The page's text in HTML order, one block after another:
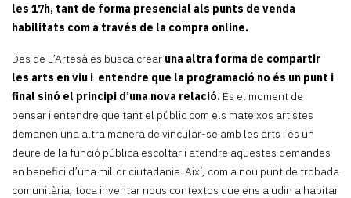
les 17h, tant de forma presencial als punts de venda
habilitats com a través de la compra online.
Des de L’Artesà es busca crear una altra forma de compartir
les arts en viu i entendre que la programació no és un punt i
final sinó el principi d’una nova relació. És el moment de
pensar i entendre que tant el públic com els mateixos artistes
demanen una altra manera de vincular-se amb les arts i és un
deure de la funció pública escoltar i atendre aquestes demandes
en benefici d’una millor ciutadania. Així, com a nou punt de trobada
comunitària, toca inventar nous contextos que ens ajudin a habitar